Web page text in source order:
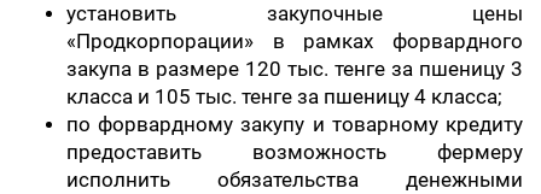
установить закупочные цены
«Продкорпорации» в рамках форвардного
закупа в размере 120 тыс. тенге за пшеницу 3
класса и 105 тыс. тенге за пшеницу 4 класса;
по форвардному закупу и товарному кредиту
предоставить возможность фермеру
исполнить обязательства денежными